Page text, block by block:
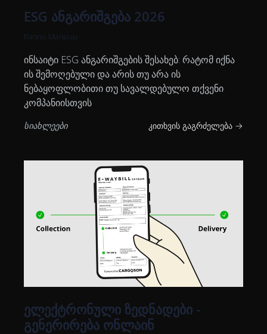
ESG ანგარიშგება 2026
Ranno Maripuu
ინსაიტი ESG ანგარიშგების შესახებ: რატომ იქნა
ის შემოღებული და არის თუ არა ის
ნებაყოფლობითი თუ სავალდებულო თქვენი
კომპანიისთვის
სიახლეები კითხვის გაგრძელება →
ელექტრონული ზედნადები -
გენერირება ონლაინ